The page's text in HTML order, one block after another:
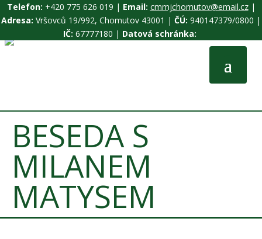
Telefon: +420 775 626 019 | Email: cmmjchomutov@email.cz|
Adresa: Vršovců 19/992, Chomutov 43001 | ČÚ: 940147379/0800 |
IČ: 67777180 | Datová schránka:
BESEDA S
MILANEM
MATYSEM